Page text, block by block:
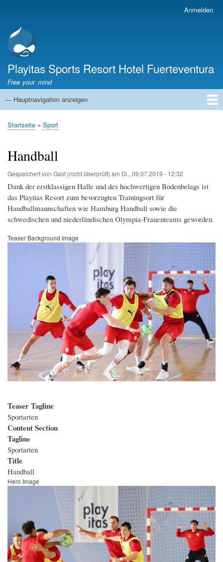
Anmelden
Playitas Sports Resort Hotel Fuerteventura
Free your mind
Hauptnavigation
— Hauptnavigation anzeigen
SPORT
SPORTANLAGEN
GROUP WORKOUTS
UNTERKUNFT
GASTRONOMIE
FAMILIE
NACHHALTIGKEIT
MICE
SERVICES
ÜBER UNS
Pfadnavigation
Startseite Sport
Handball
Gespeichert von Gast (nicht überprüft) am Di., 09.07.2019 - 12:32
Dank der erstklassigen Halle und des hochwertigen Bodenbelags ist
das Playitas Resort zum bevorzugten Trainingsort für
Handballmannschaften wie Hamburg Handball sowie die
schwedischen und niederländischen Olympia-Frauenteams geworden.
Teaser Background Image
Teaser Tagline
Sportarten
Content Section
Tagline
Sportarten
Title
Handball
Hero Image